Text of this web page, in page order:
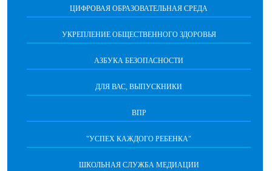
ЦИФРОВАЯ ОБРАЗОВАТЕЛЬНАЯ СРЕДА
УКРЕПЛЕНИЕ ОБЩЕСТВЕННОГО ЗДОРОВЬЯ
АЗБУКА БЕЗОПАСНОСТИ
ДЛЯ ВАС, ВЫПУСКНИКИ
ВПР
"УСПЕХ КАЖДОГО РЕБЕНКА"
ШКОЛЬНАЯ СЛУЖБА МЕДИАЦИИ